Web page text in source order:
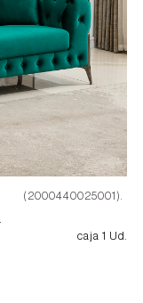
(2000440025001).
caja 1 Ud.